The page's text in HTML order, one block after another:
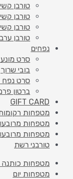
טורבן קשירה
טורבן קשירה
טורבן קשירה
טורבן ערב
נפחים
סרט מונע
בובי שרוך
סרט נפח בובי
ברטון פרמיום
GIFT CARD
מטפחות רקומות
מטפחות מרובעות
מטפחות מרובעות
טורבני רשת
מטפחות כותנה יום
מטפחות יום